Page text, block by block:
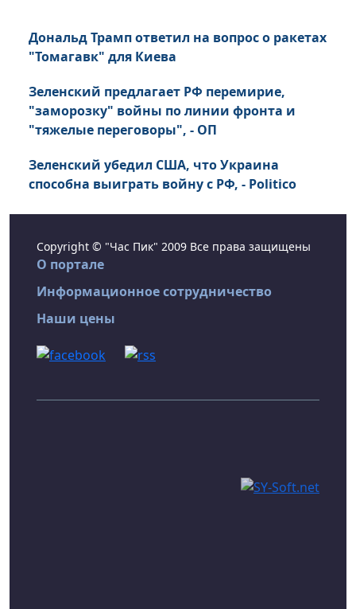
Дональд Трамп ответил на вопрос о ракетах
"Томагавк" для Киева
Зеленский предлагает РФ перемирие,
"заморозку" войны по линии фронта и
"тяжелые переговоры", - ОП
Зеленский убедил США, что Украина
способна выиграть войну с РФ, - Politico
Copyright © "Час Пик" 2009 Все права защищены
О портале
Информационное сотрудничество
Наши цены